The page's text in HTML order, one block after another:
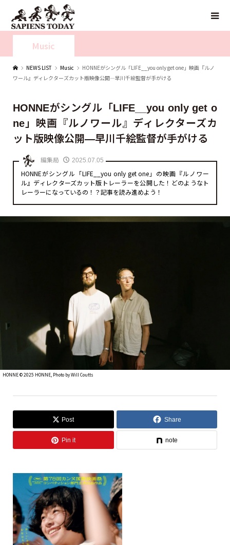
Music
NEWS LIST Music
HONNEがシングル「LIFE__you only get one」映画『ルノ
ワール』ディレクターズカット版映像公開—早川千絵監督が手がける
HONNEがシングル「LIFE__you only get o
ne」映画『ルノワール』ディレクターズカ
ット版映像公開—早川千絵監督が手がける
編集局 2025.07.05
HONNEがシングル「LIFE__you only get one」の映画『ルノワー
ル』ディレクターズカット版トレーラーを公開した！どのようなト
レーラーになっているの！？記事を読み進めよう！
HONNE ©︎ 2025 HONNE, Photo by Will Coutts
Post Share
Pin it note